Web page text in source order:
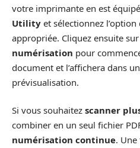
votre imprimante en est
Utility et sélectionnez
appropriée. Cliquez ensuite
numérisation pour
document et l’affichera dans
prévisualisation.
Si vous souhaitez scanner
combiner en un seul fichier
numérisation continue.